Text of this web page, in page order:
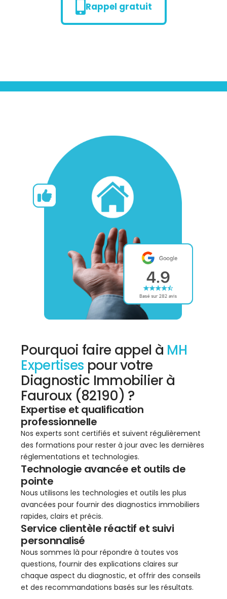
Rappel gratuit
Pourquoi faire appel à MH
Expertises pour votre
Diagnostic Immobilier à
Fauroux (82190) ?
Expertise et qualification
professionnelle
Nos experts sont certifiés et suivent régulièrement
des formations pour rester à jour avec les dernières
réglementations et technologies.
Technologie avancée et outils de
pointe
Nous utilisons les technologies et outils les plus
avancées pour fournir des diagnostics immobiliers
rapides, clairs et précis.
Service clientèle réactif et suivi
personnalisé
Nous sommes là pour répondre à toutes vos
questions, fournir des explications claires sur
chaque aspect du diagnostic, et offrir des conseils
et des recommandations basés sur les résultats.